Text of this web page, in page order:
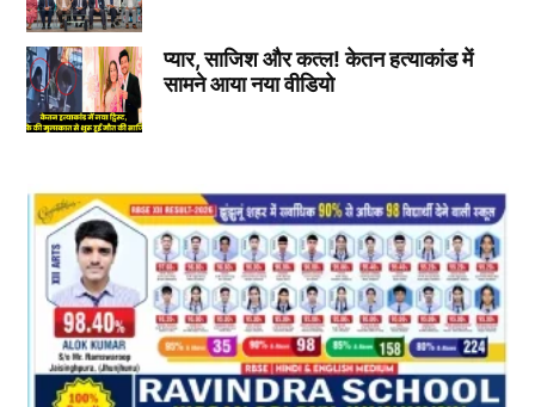
प्यार, साजिश और कत्ल! केतन हत्याकांड में
सामने आया नया वीडियो